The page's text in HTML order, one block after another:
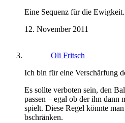
Eine Sequenz für die Ewigkeit.
12. November 2011
Oli Fritsch
Ich bin für eine Verschärfung
Es sollte verboten sein, den
passen – egal ob der ihn dann
spielt. Diese Regel könnte
bschränken.